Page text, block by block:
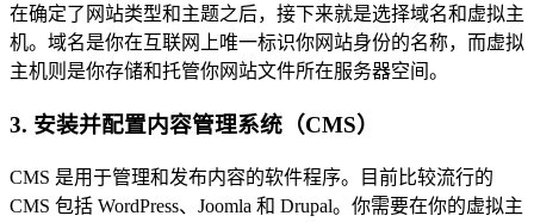
在确定了网站类型和主题之后，接下来就是选择域名和虚拟主
机。域名是你在互联网上唯一标识你网站身份的名称，而虚拟
主机则是你存储和托管你网站文件所在服务器空间。
3. 安装并配置内容管理系统（CMS）
CMS 是用于管理和发布内容的软件程序。目前比较流行的
CMS 包括 WordPress、Joomla 和 Drupal。你需要在你的虚拟主